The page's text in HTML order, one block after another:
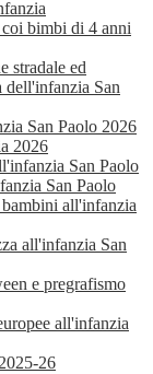
bimbi di 4 anni
stradale ed
dell'infanzia San
San Paolo 2026
2026
San Paolo
San Paolo
all'infanzia
all'infanzia San
e pregrafismo
all'infanzia
26